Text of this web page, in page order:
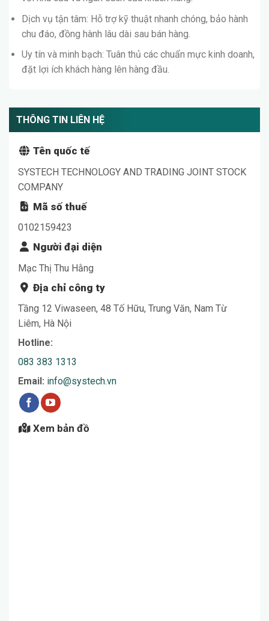
với nhu cầu và ngân sách của khách hàng.
Dịch vụ tận tâm: Hỗ trợ kỹ thuật nhanh chóng, bảo hành
chu đáo, đồng hành lâu dài sau bán hàng.
Uy tín và minh bạch: Tuân thủ các chuẩn mực kinh doanh,
đặt lợi ích khách hàng lên hàng đầu.
THÔNG TIN LIÊN HỆ
Tên quốc tế
SYSTECH TECHNOLOGY AND TRADING JOINT STOCK
Người đại diện
Mạc Thị Thu Hằng
Địa chỉ công ty
Tầng 12 Viwaseen, 48 Tố Hữu, Trung Văn, Nam Từ
Liêm, Hà Nội
Email:
info@systech.vn